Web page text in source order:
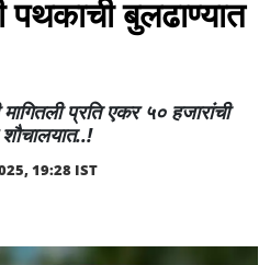
पथकाची बुलढाण्यात
प्रति एकर ५० हजारांची
19:28 IST